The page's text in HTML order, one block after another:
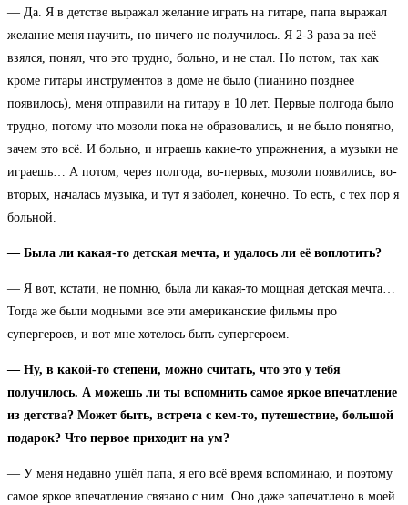
— Да. Я в детстве выражал желание играть на гитаре, папа выражал
желание меня научить, но ничего не получилось. Я 2-3 раза за неё
взялся, понял, что это трудно, больно, и не стал. Но потом, так как
кроме гитары инструментов в доме не было (пианино позднее
появилось), меня отправили на гитару в 10 лет. Первые полгода было
трудно, потому что мозоли пока не образовались, и не было понятно,
зачем это всё. И больно, и играешь какие-то упражнения, а музыки не
играешь… А потом, через полгода, во-первых, мозоли появились, во-
вторых, началась музыка, и тут я заболел, конечно. То есть, с тех пор я
больной.
— Была ли какая-то детская мечта, и удалось ли её воплотить?
— Я вот, кстати, не помню, была ли какая-то мощная детская мечта…
Тогда же были модными все эти американские фильмы про
супергероев, и вот мне хотелось быть супергероем.
— Ну, в какой-то степени, можно считать, что это у тебя
получилось. А можешь ли ты вспомнить самое яркое впечатление
из детства? Может быть, встреча с кем-то, путешествие, большой
подарок? Что первое приходит на ум?
— У меня недавно ушёл папа, я его всё время вспоминаю, и поэтому
самое яркое впечатление связано с ним. Оно даже запечатлено в моей